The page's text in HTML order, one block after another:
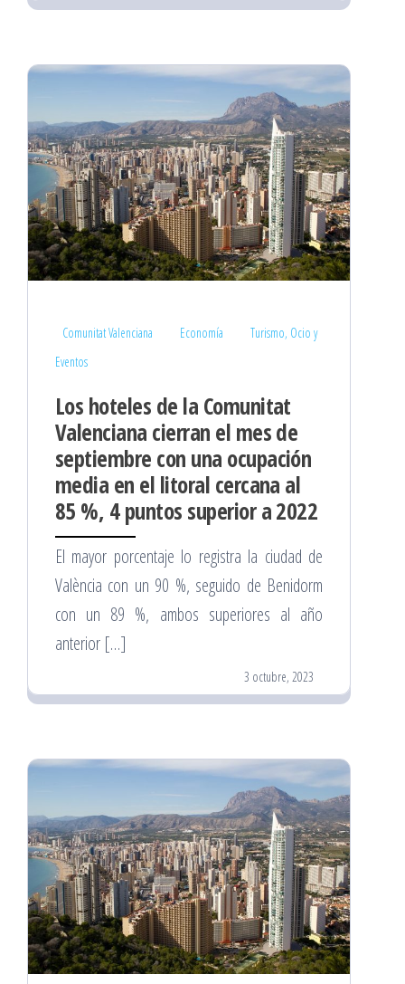
Comunitat Valenciana Economía
Turismo, Ocio y
Eventos
Los hoteles de la Comunitat
Valenciana cierran el mes de
septiembre con una ocupación
media en el litoral cercana al
85 %, 4 puntos superior a 2022
El mayor porcentaje lo registra la ciudad de
València con un 90 %, seguido de Benidorm
con un 89 %, ambos superiores al año
anterior […]
3 octubre, 2023